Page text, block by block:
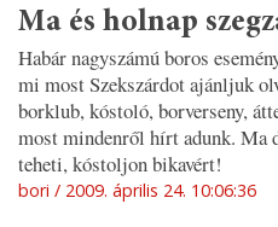
Ma és holnap
Habár nagyszámú boros
mi most Szekszárdot ajánljuk
borklub, kóstoló, borverseny,
most mindenről hírt adunk. Ma
teheti, kóstoljon bikavért!
bori 2009. április 24. 10:06:36